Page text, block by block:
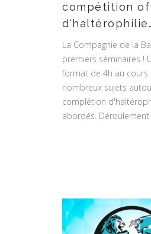
compétition
La Compagnie de la
premiers séminaires !
format de 4h au cours
nombreux sujets
complétion
abordés.